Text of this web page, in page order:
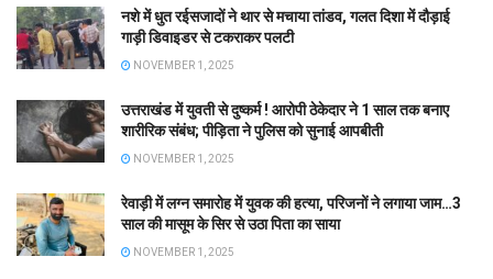
नशे में धुत रईसजादों ने थार से मचाया तांडव, गलत दिशा में दौड़ाई
गाड़ी डिवाइडर से टकराकर पलटी
NOVEMBER 1, 2025
उत्तराखंड में युवती से दुष्कर्म ! आरोपी ठेकेदार ने 1 साल तक बनाए
शारीरिक संबंध; पीड़िता ने पुलिस को सुनाई आपबीती
NOVEMBER 1, 2025
रेवाड़ी में लग्न समारोह में युवक की हत्या, परिजनों ने लगाया जाम…3
साल की मासूम के सिर से उठा पिता का साया
NOVEMBER 1, 2025